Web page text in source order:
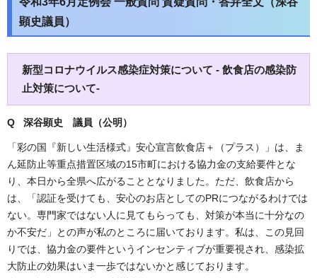
顕史議員）
新型コロナウイルス感染症対策について - 飲食店の感染防
止対策について-
Q 深谷顕史 議員（公明）
「彩の国『新しい生活様式』安心宣言飲食店＋（プラス）」は、ま
ん延防止等重点措置区域の15市町における協力金の支給要件とな
り、本日から全県へ広がることとなりました。ただ、飲食店から
は、「認証を受けても、安心のお店としてのPRにつながるわけでは
ない。専門家ではない人に見てもらっても、対策が本当に十分なの
か不安だ」との声が私のところに届いております。私は、この見回
りでは、協力金の要件というインセンティブが重要視され、感染拡
大防止の効果はいま一歩ではないかと感じております。